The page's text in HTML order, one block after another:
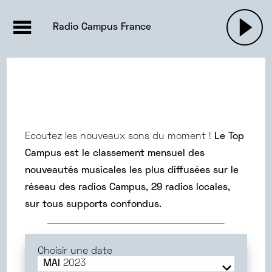
ACTUALITÉS
EMISSIONS |
PODCASTS
Radio Campus France
Ecoutez les nouveaux sons du moment ! Le Top
Campus est le classement mensuel des
nouveautés musicales les plus diffusées sur le
réseau des radios Campus, 29 radios locales,
sur tous supports confondus.
Choisir une date
MAI
2023